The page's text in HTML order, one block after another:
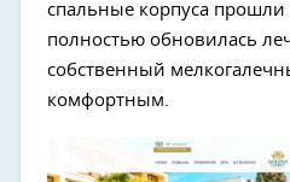
спальные корпуса прошли
полностью обновилась
собственный
комфортным.